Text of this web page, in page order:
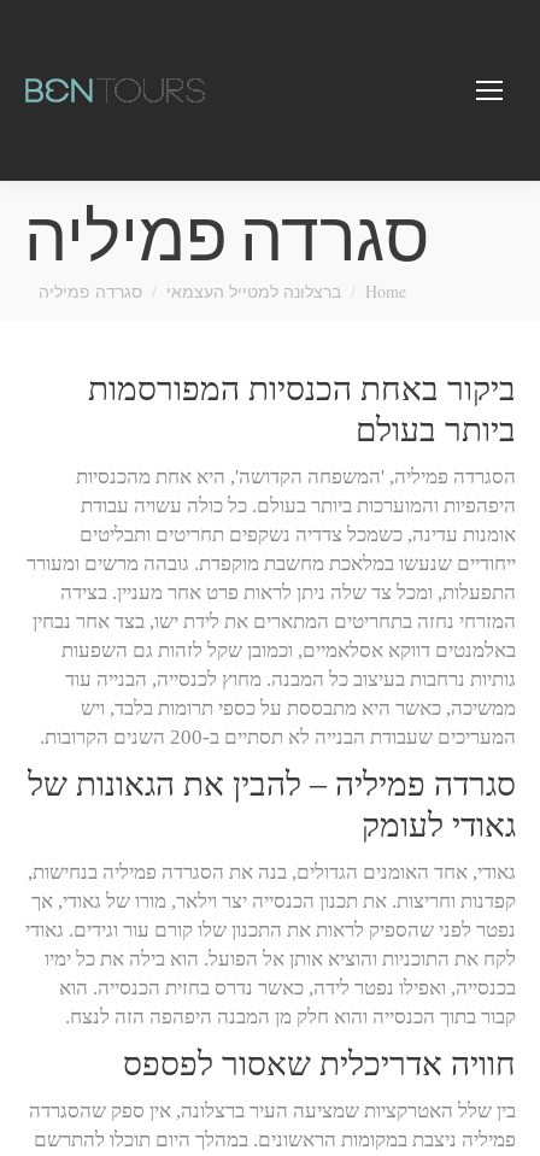
סגרדה פמיליה
You are here:
Home ברצלונה למטייל העצמאי סגרדה פמיליה
ביקור באחת הכנסיות המפורסמות
ביותר בעולם
הסגרדה פמיליה, 'המשפחה הקדושה', היא אחת מהכנסיות
היפהפיות והמוערכות ביותר בעולם. כל כולה עשויה עבודת
אומנות עדינה, כשמכל צדדיה נשקפים תחריטים ותבליטים
ייחודיים שנעשו במלאכת מחשבת מוקפדת. גובהה מרשים ומעורר
התפעלות, ומכל צד שלה ניתן לראות פרט אחר מעניין. בצידה
המזרחי נחזה בתחריטים המתארים את לידת ישו, בצד אחר נבחין
באלמנטים דווקא אסלאמיים, וכמובן שקל לזהות גם השפעות
גותיות נרחבות בעיצוב כל המבנה. מחוץ לכנסייה, הבנייה עוד
ממשיכה, כאשר היא מתבססת על כספי תרומות בלבד, ויש
המעריכים שעבודת הבנייה לא תסתיים ב-200 השנים הקרובות.
סגרדה פמיליה – להבין את הגאונות של
גאודי לעומק
גאודי, אחד האומנים הגדולים, בנה את הסגרדה פמיליה בנחישות,
קפדנות וחריצות. את תכנון הכנסייה יצר וילאר, מורו של גאודי, אך
נפטר לפני שהספיק לראות את התכנון שלו קורם עור וגידים. גאודי
לקח את התוכניות והוציא אותן אל הפועל. הוא בילה את כל ימיו
בכנסייה, ואפילו נפטר לידה, כאשר נדרס בחזית הכנסייה. הוא
קבור בתוך הכנסייה והוא חלק מן המבנה היפהפה הזה לנצח.
חוויה אדריכלית שאסור לפספס
בין שלל האטרקציות שמציעה העיר ברצלונה, אין ספק שהסגרדה
פמיליה ניצבת במקומות הראשונים. במהלך היום תוכלו להתרשם